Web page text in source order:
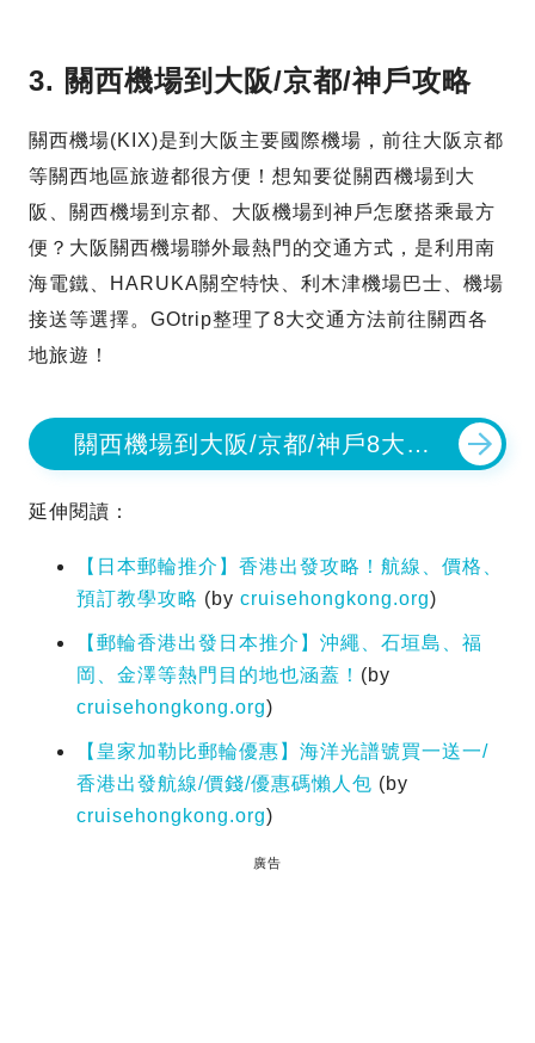
3. 關西機場到大阪/京都/神戶攻略
關西機場(KIX)是到大阪主要國際機場，前往大阪京都
等關西地區旅遊都很方便！想知要從關西機場到大
阪、關西機場到京都、大阪機場到神戶怎麼搭乘最方
便？大阪關西機場聯外最熱門的交通方式，是利用南
海電鐵、HARUKA關空特快、利木津機場巴士、機場
接送等選擇。GOtrip整理了8大交通方法前往關西各
地旅遊！
關西機場到大阪/京都/神戶8大交
通方法
延伸閱讀：
【日本郵輪推介】香港出發攻略！航線、價格、
預訂教學攻略 (by cruisehongkong.org)
【郵輪香港出發日本推介】沖繩、石垣島、福
岡、金澤等熱門目的地也涵蓋！ (by
cruisehongkong.org)
【皇家加勒比郵輪優惠】海洋光譜號買一送一/
香港出發航線/價錢/優惠碼懶人包 (by
cruisehongkong.org)
廣告